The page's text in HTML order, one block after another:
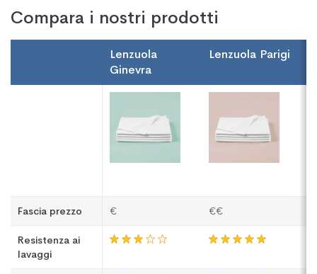
Compara i nostri prodotti
Lenzuola
Ginevra
Lenzuola Parigi
Fascia prezzo € €€
Resistenza ai
lavaggi